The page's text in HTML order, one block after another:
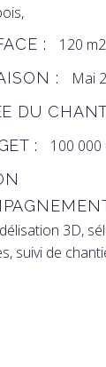
: 120 m2
: Mai
DU
: 100 000
3D,
suivi de